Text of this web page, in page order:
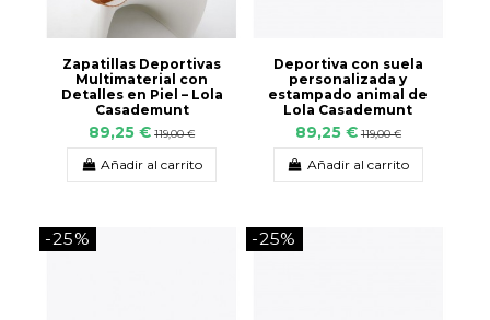
Zapatillas Deportivas
Multimaterial con
Detalles en Piel – Lola
Casademunt
89,25 € 119,00 €
Añadir al carrito
Deportiva con suela
personalizada y
estampado animal de
Lola Casademunt
89,25 € 119,00 €
Añadir al carrito
-25% -25%